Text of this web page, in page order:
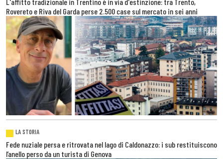
L'affitto tradizionale in Trentino è in via d'estinzione: tra Trento,
Rovereto e Riva del Garda perse 2.500 case sul mercato in sei anni
LA STORIA
Fede nuziale persa e ritrovata nel lago di Caldonazzo: i sub restituiscono
l’anello perso da un turista di Genova